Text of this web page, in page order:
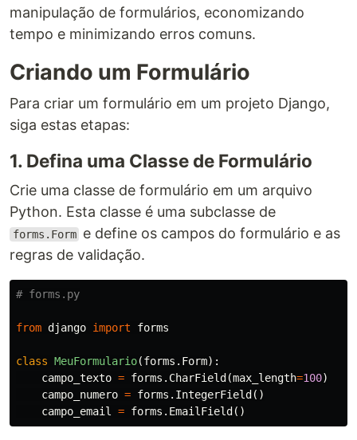
manipulação de formulários, economizando
tempo e minimizando erros comuns.
Criando um Formulário
Para criar um formulário em um projeto Django,
siga estas etapas:
1. Defina uma Classe de Formulário
Crie uma classe de formulário em um arquivo
Python. Esta classe é uma subclasse de
forms.Form e define os campos do formulário e as
regras de validação.
from django import forms
class MeuFormulario(forms . Form):
campo_texto = forms . CharField (max_length=100)
campo_numero = forms . IntegerField ()
campo_email
= forms . EmailField ()